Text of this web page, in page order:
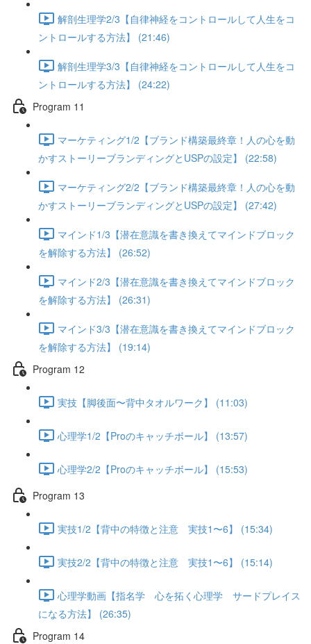
解剖生理学2/3【自律神経をコントロールして人生をコ
ントロールする方法】 (21:46)
解剖生理学3/3【自律神経をコントロールして人生をコ
ントロールする方法】 (24:22)
Program 11
マーケティング1/2【ブランド構築最終章！人の心を動
かすストーリーブランディングとUSPの設定】 (22:58)
マーケティング2/2【ブランド構築最終章！人の心を動
かすストーリーブランディングとUSPの設定】 (27:42)
マインド1/3【潜在意識を書き換えてマインドブロック
を解除する方法】 (26:52)
マインド2/3【潜在意識を書き換えてマインドブロック
を解除する方法】 (26:31)
マインド3/3【潜在意識を書き換えてマインドブロック
を解除する方法】 (19:14)
Program 12
実技【脚後面〜背中タオルワーク】 (11:03)
心理学1/2【Proのキャッチボール】 (13:57)
心理学2/2【Proのキャッチボール】 (15:53)
Program 13
実技1/2【背中の特徴と注意 実技1〜6】 (15:34)
実技2/2【背中の特徴と注意 実技1〜6】 (15:14)
心理学動画【指名学 心を拓く心理学 サードプレイス
になる方法】 (26:35)
Program 14